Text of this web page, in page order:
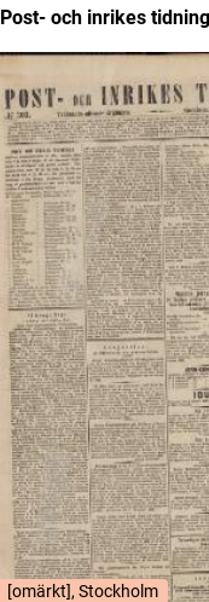
Post- och inrikes
[omärkt], Stockholm